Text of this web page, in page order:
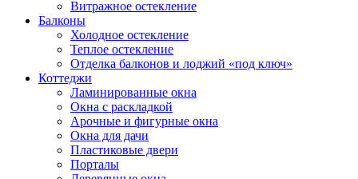
Витражное остекление
Балконы
Холодное остекление
Теплое остекление
Отделка балконов и лоджий «под ключ»
Коттеджи
Ламинированные окна
Окна с раскладкой
Арочные и фигурные окна
Окна для дачи
Пластиковые двери
Порталы